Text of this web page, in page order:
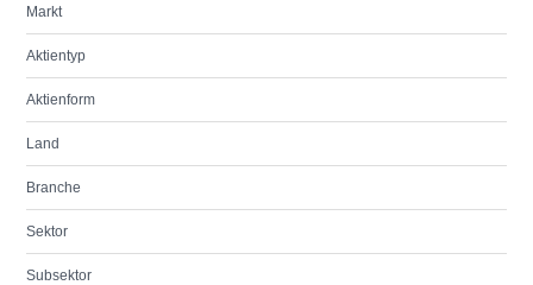
Markt
Aktientyp
Aktienform
Land
Branche
Sektor
Subsektor